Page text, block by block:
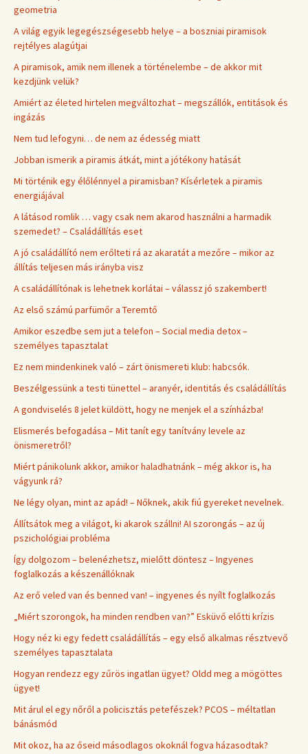
geometria
A világ egyik legegészségesebb helye – a boszniai piramisok
rejtélyes alagútjai
A piramisok, amik nem illenek a történelembe – de akkor mit
kezdjünk velük?
Amiért az életed hirtelen megváltozhat – megszállók, entitások és
ingázás
Nem tud lefogyni… de nem az édesség miatt
Jobban ismerik a piramis átkát, mint a jótékony hatását
Mi történik egy élőlénnyel a piramisban? Kísérletek a piramis
energiájával
A látásod romlik … vagy csak nem akarod használni a harmadik
szemedet? – Családállítás eset
A jó családállító nem erőlteti rá az akaratát a mezőre – mikor az
állítás teljesen más irányba visz
A családállítónak is lehetnek korlátai – válassz jó szakembert!
Az első számú parfümőr a Teremtő
Amikor eszedbe sem jut a telefon – Social media detox –
személyes tapasztalat
Ez nem mindenkinek való – zárt önismereti klub: habcsók.
Beszélgessünk a testi tünettel – aranyér, identitás és családállítás
A gondviselés 8 jelet küldött, hogy ne menjek el a színházba!
Elismerés befogadása – Mit tanít egy tanítvány levele az
önismeretről?
Miért pánikolunk akkor, amikor haladhatnánk – még akkor is, ha
vágyunk rá?
Ne légy olyan, mint az apád! – Nőknek, akik fiú gyereket nevelnek.
Állítsátok meg a világot, ki akarok szállni! AI szorongás – az új
pszichológiai probléma
Így dolgozom – belenézhetsz, mielőtt döntesz – Ingyenes
foglalkozás a készenállóknak
Az erő veled van és benned van! – ingyenes és nyílt foglalkozás
„Miért szorongok, ha minden rendben van?” Esküvő előtti krízis
Hogy néz ki egy fedett családállítás – egy első alkalmas résztvevő
személyes tapasztalata
Hogyan rendezz egy zűrös ingatlan ügyet? Oldd meg a mögöttes
ügyet!
Mit árul el egy nőről a policisztás petefészek? PCOS – méltatlan
bánásmód
Mit okoz, ha az őseid másodlagos okoknál fogva házasodtak?